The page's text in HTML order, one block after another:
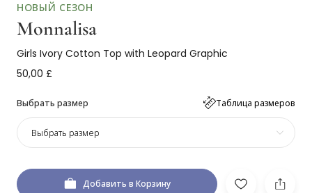
НОВЫЙ СЕЗОН
Monnalisa
Girls Ivory Cotton Top with Leopard Graphic
50,00 £
Выбрать размер Таблица размеров
Выбрать размер
Добавить в Корзину